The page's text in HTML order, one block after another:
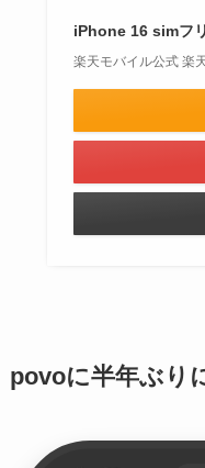
iPhone 16 simフ
楽天モバイル公式 楽
povoに半年ぶり